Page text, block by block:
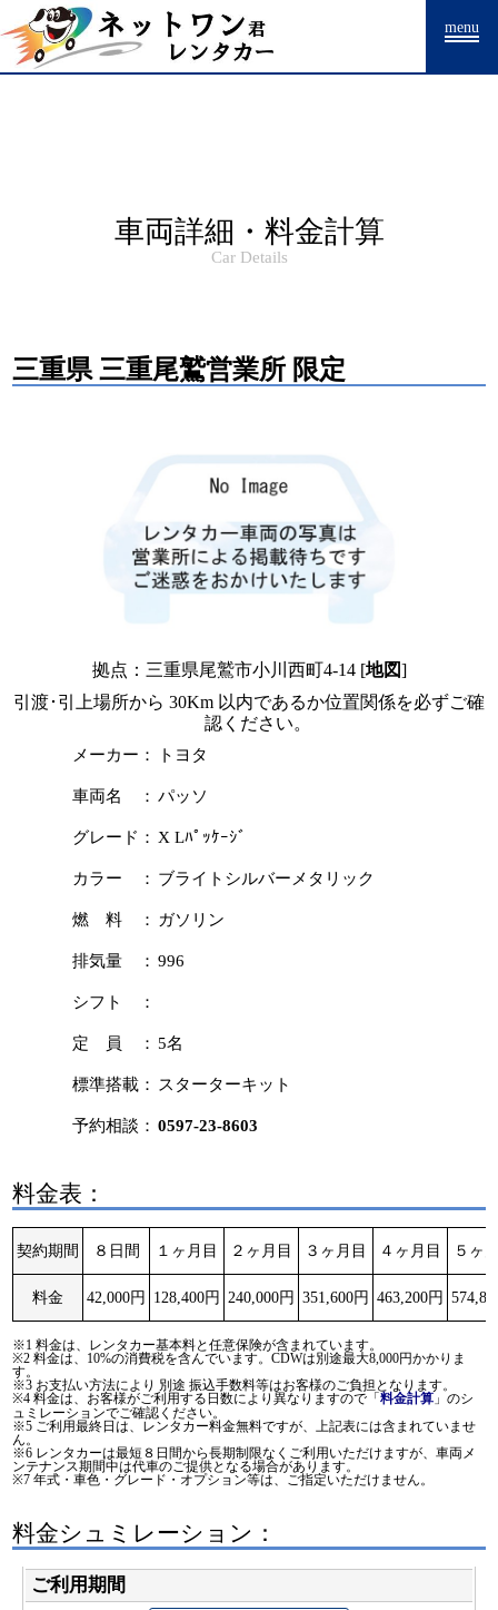
Warning: Undefined array key "HTTP_ACCEPT_LANGUAGE" in
/home/drpnw/netwankun.com/public_html/include/access_log.phpon
line15
menu
車両詳細・料金計算
Car Details
三重県 三重尾鷲営業所 限定
拠点：三重県尾鷲市小川西町4-14 [地図]
引渡･引上場所から 30Km 以内であるか位置関係を必ずご確
認ください。
メーカー：
トヨタ
車両名 ： パッソ
グレード： X Lﾊﾟｯｹｰｼﾞ
カラー ： ブライトシルバーメタリック
燃 料 ： ガソリン
排気量 ： 996
シフト ：
定 員 ： 5名
標準搭載： スターターキット
予約相談： 0597-23-8603
料金表：
契約期間 ８日間 １ヶ月目 ２ヶ月目 ３ヶ月目 ４ヶ月目 ５ヶ
料金 42,000円 128,400円 240,000円 351,600円 463,200円
※1 料金は、レンタカー基本料と任意保険が含まれています。
※2 料金は、10%の消費税を含んでいます。CDWは別途最大8,000円かかりま
す。
※3 お支払い方法により 別途 振込手数料等はお客様のご負担となります。
※4 料金は、お客様がご利用する日数により異なりますので「料金計算 」のシ
ュミレーションでご確認ください。
※5 ご利用最終日は、レンタカー料金無料ですが、上記表には含まれていませ
ん。
※6 レンタカーは最短８日間から長期制限なくご利用いただけますが、車両メ
ンテナンス期間中は代車のご提供となる場合があります。
※7 年式・車色・グレード・オプション等は、ご指定いただけません。
料金シュミレーション：
ご利用期間